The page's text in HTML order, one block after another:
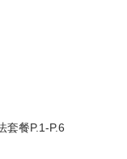
套餐P.1-P.6